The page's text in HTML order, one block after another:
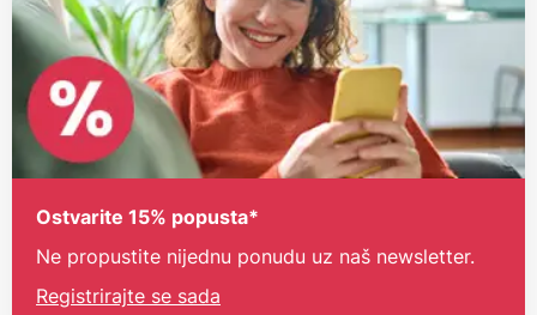
Ostvarite 15% popusta*
Ne propustite nijednu ponudu uz naš newsletter.
Registrirajte se sada